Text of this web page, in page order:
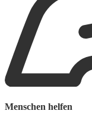
Menschen helfen